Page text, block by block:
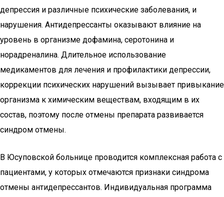
депрессия и различные психические заболевания, и
нарушения. Антидепрессанты оказывают влияние на
уровень в организме дофамина, серотонина и
норадреналина. Длительное использование
медикаментов для лечения и профилактики депрессии,
коррекции психических нарушений вызывает привыкание
организма к химическим веществам, входящим в их
состав, поэтому после отмены препарата развивается
синдром отмены.
В Юсуповской больнице проводится комплексная работа с
пациентами, у которых отмечаются признаки синдрома
отмены антидепрессантов. Индивидуальная программа